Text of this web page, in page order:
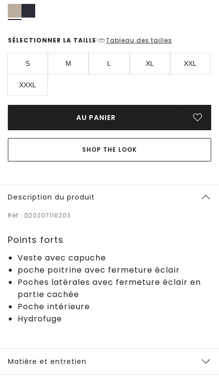
SÉLECTIONNER LA TAILLE | Tableau des tailles
S M L XL XXL
XXXL
AU PANIER
SHOP THE LOOK
Description du produit
Réf.: D20207116203
Points forts
Veste avec capuche
poche poitrine avec fermeture éclair
Poches latérales avec fermeture éclair en
partie cachée
Poche intérieure
Hydrofuge
Matière et entretien